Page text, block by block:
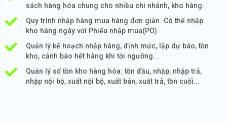
sách hàng hóa chung cho nhiều chi nhánh, kho hàng.
Quy trình nhập hàng mua hàng đơn giản. Có thế nhập
kho hàng ngày với Phiếu nhập mua(PO).
Quản lý kế hoạch nhập hàng, định mức, lập dự báo, tồn
kho, cảnh báo hết hàng khi tới ngưỡng...
Quản lý số tồn kho hàng hóa: tồn đầu, nhập, nhập trả,
nhập nội bộ, xuất nội bộ, xuất bán, xuất trả, tồn cuối...